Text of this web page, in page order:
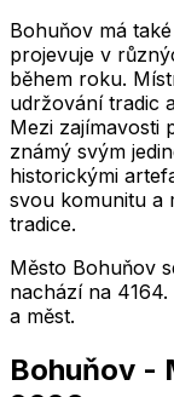
Bohuňov má
projevuje v
během roku.
udržování tradic
Mezi zajímavosti
známý svým
historickými
svou komunitu a
tradice.
Město Bohuňov
nachází na 4164.
a měst.
Bohuňov -